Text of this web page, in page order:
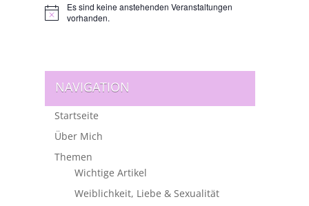
Hinweis
Es sind keine anstehenden Veranstaltungen
vorhanden.
NAVIGATION
Startseite
Über Mich
Themen
Wichtige Artikel
Weiblichkeit, Liebe & Sexualität